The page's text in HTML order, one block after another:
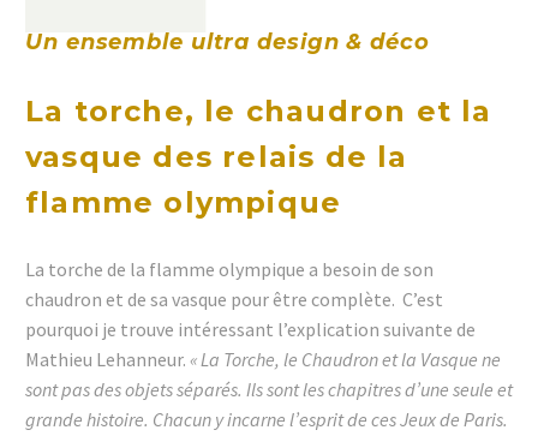
Un ensemble ultra design & déco
La torche, le chaudron et la
vasque des relais de la
flamme olympique
La torche de la flamme olympique a besoin de son
chaudron et de sa vasque pour être complète. C’est
pourquoi je trouve intéressant l’explication suivante de
Mathieu Lehanneur. « La Torche, le Chaudron et la Vasque ne
sont pas des objets séparés. Ils sont les chapitres d’une seule et
grande histoire. Chacun y incarne l’esprit de ces Jeux de Paris.